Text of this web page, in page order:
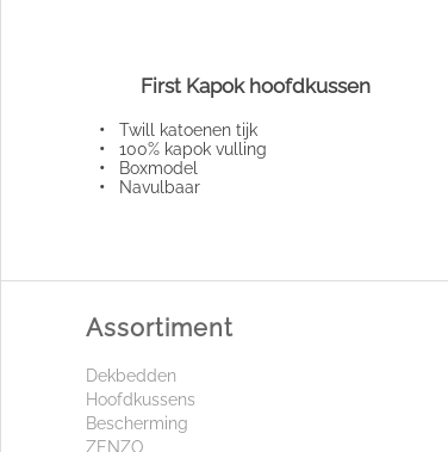
First Kapok hoofdkussen
• Twill katoenen tijk
• 100% kapok vulling
• Boxmodel
• Navulbaar
Assortiment
Dekbedden
Hoofdkussens
Bescherming
ZENZO